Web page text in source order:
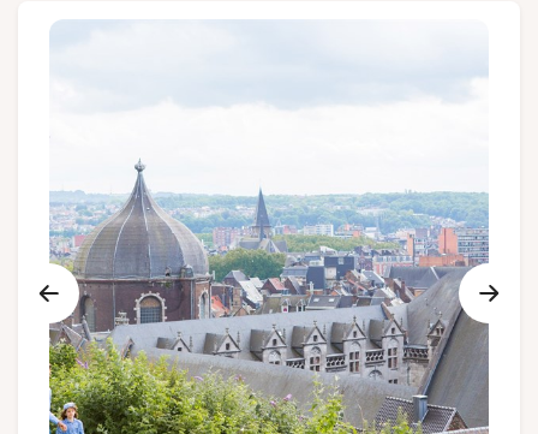
Folgen Sie uns
EN NL DE